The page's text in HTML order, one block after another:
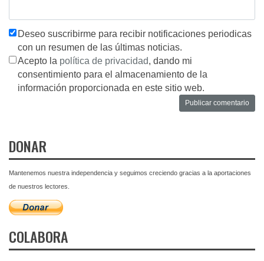
Deseo suscribirme para recibir notificaciones periodicas
con un resumen de las últimas noticias.
Acepto la política de privacidad, dando mi
consentimiento para el almacenamiento de la
información proporcionada en este sitio web.
DONAR
Mantenemos nuestra independencia y seguimos creciendo gracias a la aportaciones
de nuestros lectores.
COLABORA